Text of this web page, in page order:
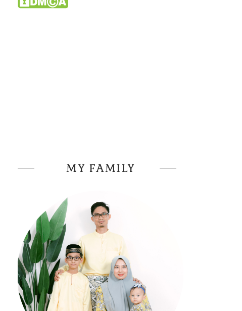
MY FAMILY